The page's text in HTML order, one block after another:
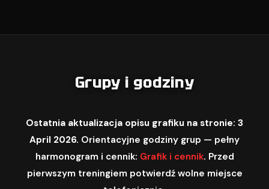
Grupy i godziny
Ostatnia aktualizacja opisu grafiku na stronie: 3
April 2026. Orientacyjne godziny grup — pełny
harmonogram i cennik: Grafik i cennik. Przed
pierwszym treningiem potwierdź wolne miejsce